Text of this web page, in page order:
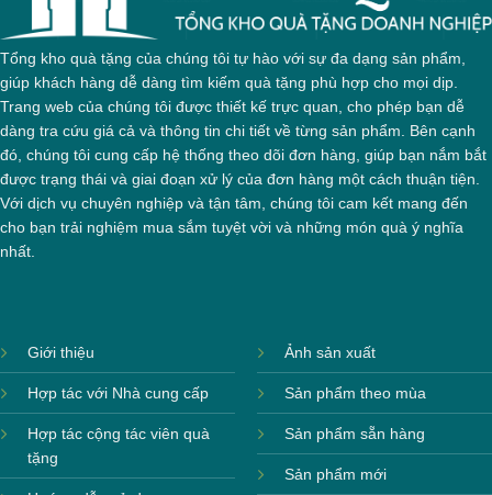
Tổng kho quà tặng của chúng tôi tự hào với sự đa dạng sản phẩm,
giúp khách hàng dễ dàng tìm kiếm quà tặng phù hợp cho mọi dịp.
Trang web của chúng tôi được thiết kế trực quan, cho phép bạn dễ
dàng tra cứu giá cả và thông tin chi tiết về từng sản phẩm. Bên cạnh
đó, chúng tôi cung cấp hệ thống theo dõi đơn hàng, giúp bạn nắm bắt
được trạng thái và giai đoạn xử lý của đơn hàng một cách thuận tiện.
Với dịch vụ chuyên nghiệp và tận tâm, chúng tôi cam kết mang đến
cho bạn trải nghiệm mua sắm tuyệt vời và những món quà ý nghĩa
nhất.
Giới thiệu
Hợp tác với Nhà cung cấp
Hợp tác cộng tác viên quà
tặng
Ảnh sản xuất
Sản phẩm theo mùa
Sản phẩm sẵn hàng
Sản phẩm mới